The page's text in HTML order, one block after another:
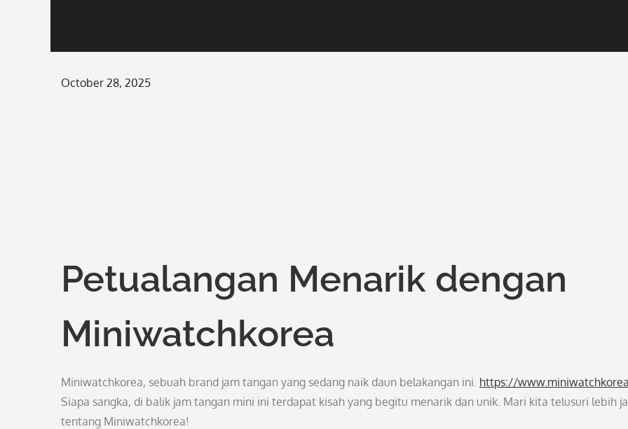
Posted
October 28, 2025
Petualangan Menarik dengan
Miniwatchkorea
Miniwatchkorea, sebuah brand jam tangan yang sedang naik daun belakangan ini. https://
Siapa sangka, di balik jam tangan mini ini terdapat kisah yang begitu menarik dan unik. Mari kita telusuri lebih
tentang Miniwatchkorea!